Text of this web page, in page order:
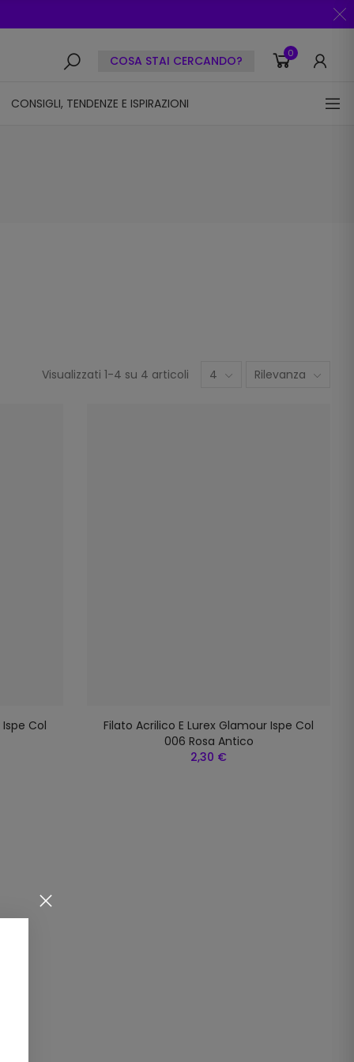
COSA STAI CERCANDO? 0
CONSIGLI, TENDENZE E ISPIRAZIONI
Visualizzati 1-4 su 4 articoli 4 Rilevanza
Col
Filato Acrilico E Lurex Glamour Ispe Col
006 Rosa Antico
2,30 €